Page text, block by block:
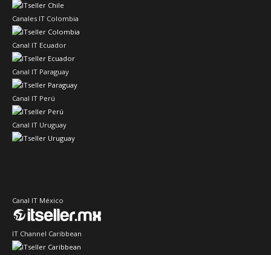
Canales IT Colombia
Canal IT Ecuador
Canal IT Paraguay
Canal IT Perú
Canal IT Uruguay
Canal IT México
IT Channel Caribbean